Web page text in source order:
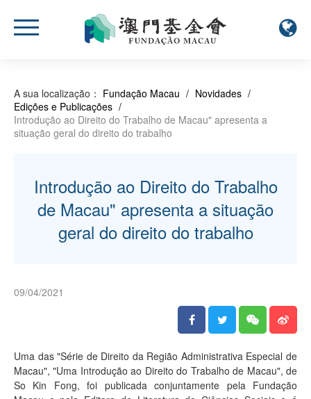
A sua localização： Fundação Macau / Novidades /
Edições e Publicações /
Introdução ao Direito do Trabalho de Macau" apresenta a
situação geral do direito do trabalho
Introdução ao Direito do Trabalho
de Macau" apresenta a situação
geral do direito do trabalho
09/04/2021
Uma das "Série de Direito da Região Administrativa Especial de
Macau", "Uma Introdução ao Direito do Trabalho de Macau", de
So Kin Fong, foi publicada conjuntamente pela Fundação